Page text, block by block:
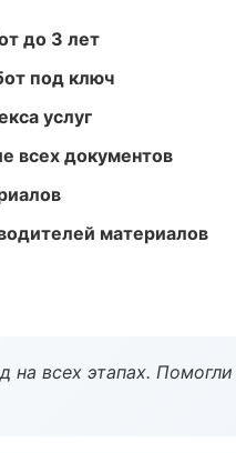
до 3 лет
под ключ
услуг
всех документов
материалов
на всех этапах.